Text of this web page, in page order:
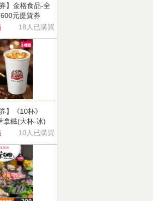
券】金格食品-全
元提貨券
18人已購買
】《10杯》
拿鐵(大杯-冰)
10人已購買